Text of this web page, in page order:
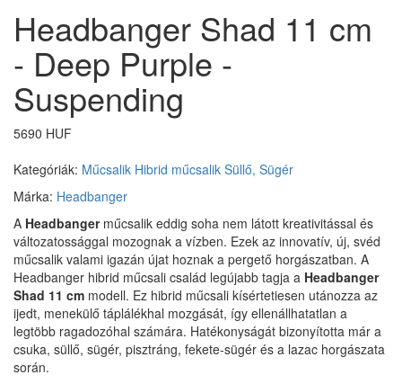
Headbanger Shad 11 cm
- Deep Purple -
Suspending
5690 HUF
Kategóriák: Műcsalik Hibrid műcsalik Süllő, Sügér
Márka: Headbanger
A Headbanger műcsalik eddig soha nem látott kreativitással és
változatossággal mozognak a vízben. Ezek az innovatív, új, svéd
műcsalik valami igazán újat hoznak a pergető horgászatban. A
Headbanger hibrid műcsali család legújabb tagja a Headbanger
Shad 11 cm modell. Ez hibrid műcsali kísértetiesen utánozza az
ijedt, menekülő táplálékhal mozgását, így ellenállhatatlan a
legtöbb ragadozóhal számára. Hatékonyságát bizonyította már a
csuka, süllő, sügér, pisztráng, fekete-sügér és a lazac horgászata
során.